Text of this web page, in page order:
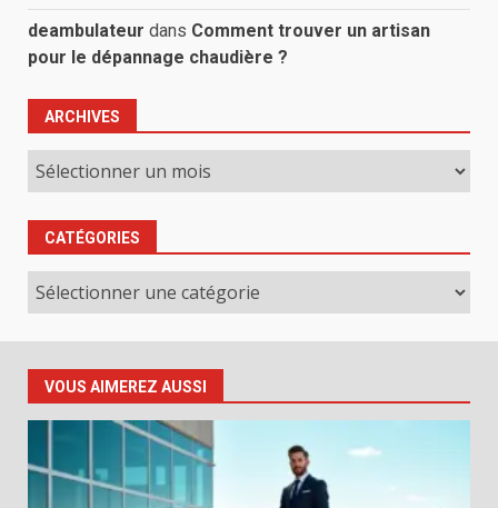
deambulateur dans Comment trouver un artisan
pour le dépannage chaudière ?
ARCHIVES
Archives
CATÉGORIES
Catégories
VOUS AIMEREZ AUSSI